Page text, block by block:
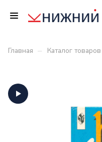
Главная – Каталог товаров